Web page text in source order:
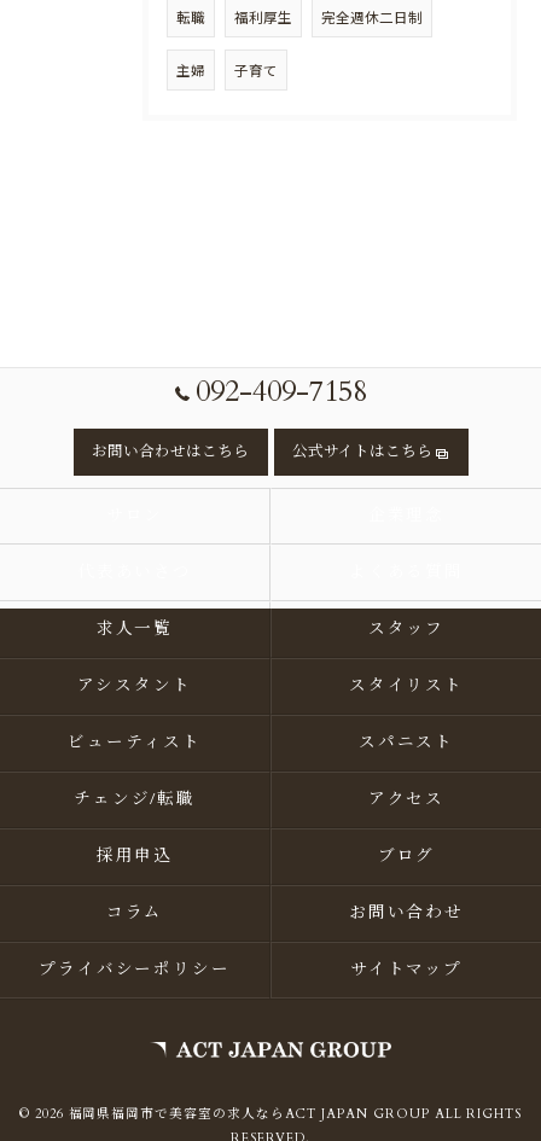
転職 福利厚生 完全週休二日制
主婦 子育て
092-409-7158
お問い合わせはこちら 公式サイトはこちら
求人一覧 スタッフ
アシスタント スタイリスト
ビューティスト スパニスト
チェンジ/転職 アクセス
採用申込 ブログ
コラム お問い合わせ
プライバシーポリシー サイトマップ
© 2026 福岡県福岡市で美容室の求人ならACT JAPAN GROUP ALL RIGHTS